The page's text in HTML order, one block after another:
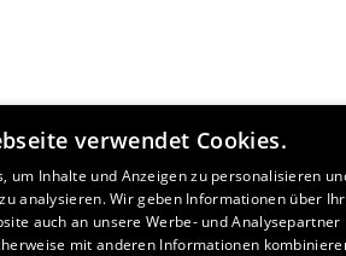
verwendet Cookies.
um Inhalte und Anzeigen zu personalisieren
analysieren. Wir geben Informationen über
auch an unsere Werbe- und Analysepartner
mit anderen Informationen